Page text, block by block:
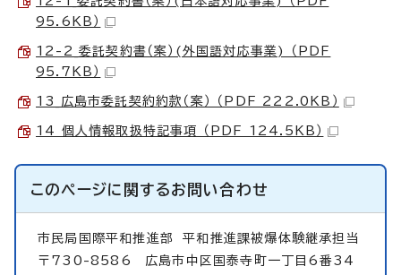
95.6KB）
12-2_委託契約書（案）(外国語対応事業) （PDF
95.7KB）
13_広島市委託契約約款（案） （PDF 222.0KB）
14 個人情報取扱特記事項 （PDF 124.5KB）
このページに関するお問い合わせ
市民局国際平和推進部平和推進課被爆体験継承担当
〒730-8586 広島市中区国泰寺町一丁目6番34